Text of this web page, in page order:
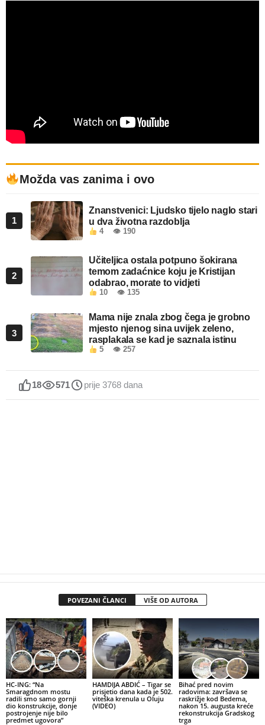
Možda vas zanima i ovo
1
Znanstvenici: Ljudsko tijelo naglo stari
u dva životna razdoblja
4 👁 190
2
Učiteljica ostala potpuno šokirana
temom zadaćnice koju je Kristijan
odabrao, morate to vidjeti
10 👁 135
3
Mama nije znala zbog čega je grobno
mjesto njenog sina uvijek zeleno,
rasplakala se kad je saznala istinu
5 👁 257
18 571 prije 3768 dana
POVEZANI ČLANCI VIŠE OD AUTORA
HC-ING: “Na
Smaragdnom mostu
radili smo samo gornji
dio konstrukcije, donje
postrojenje nije bilo
predmet ugovora”
HAMDIJA ABDIĆ – Tigar se
prisjetio dana kada je 502.
viteška krenula u Oluju
(VIDEO)
Bihać pred novim
radovima: završava se
raskrižje kod Bedema,
nakon 15. augusta kreće
rekonstrukcija Gradskog
trga